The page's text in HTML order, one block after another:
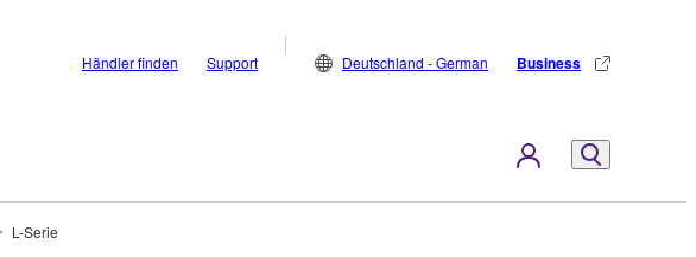
Händler finden Support Deutschland - German Business
L-Serie